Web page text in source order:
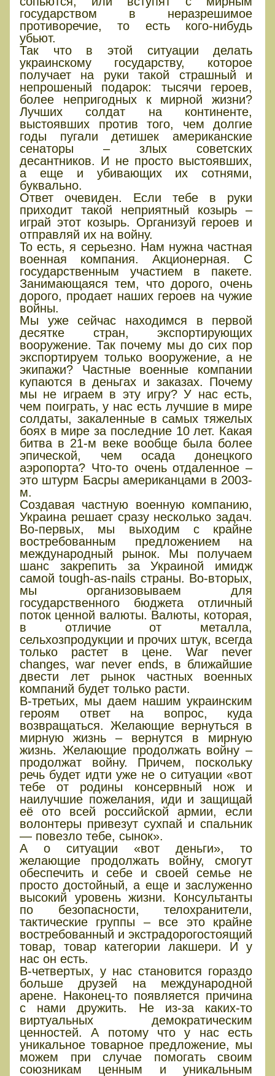
государством в неразрешимое
противоречие, то есть кого-нибудь
убьют.
Так что в этой ситуации делать
украинскому государству, которое
получает на руки такой страшный и
непрошеный подарок: тысячи героев,
более непригодных к мирной жизни?
Лучших солдат на континенте,
выстоявших против того, чем долгие
годы пугали детишек американские
сенаторы – злых советских
десантников. И не просто выстоявших,
а еще и убивающих их сотнями,
буквально.
Ответ очевиден. Если тебе в руки
приходит такой неприятный козырь –
играй этот козырь. Организуй героев и
отправляй их на войну.
То есть, я серьезно. Нам нужна частная
военная компания. Акционерная. С
государственным участием в пакете.
Занимающаяся тем, что дорого, очень
дорого, продает наших героев на чужие
войны.
Мы уже сейчас находимся в первой
десятке стран, экспортирующих
вооружение. Так почему мы до сих пор
экспортируем только вооружение, а не
экипажи? Частные военные компании
купаются в деньгах и заказах. Почему
мы не играем в эту игру? У нас есть,
чем поиграть, у нас есть лучшие в мире
солдаты, закаленные в самых тяжелых
боях в мире за последние 10 лет. Какая
битва в 21-м веке вообще была более
эпической, чем осада донецкого
аэропорта? Что-то очень отдаленное –
это штурм Басры американцами в 2003-
м.
Создавая частную военную компанию,
Украина решает сразу несколько задач.
Во-первых, мы выходим с крайне
востребованным предложением на
международный рынок. Мы получаем
шанс закрепить за Украиной имидж
самой tough-as-nails страны. Во-вторых,
мы организовываем для
государственного бюджета отличный
поток ценной валюты. Валюты, которая,
в отличие от металла,
сельхозпродукции и прочих штук, всегда
только растет в цене. War never
changes, war never ends, в ближайшие
двести лет рынок частных военных
компаний будет только расти.
В-третьих, мы даем нашим украинским
героям ответ на вопрос, куда
возвращаться. Желающие вернуться в
мирную жизнь – вернутся в мирную
жизнь. Желающие продолжать войну –
продолжат войну. Причем, поскольку
речь будет идти уже не о ситуации «вот
тебе от родины консервный нож и
наилучшие пожелания, иди и защищай
её ото всей российской армии, если
волонтеры привезут сухпай и спальник
— повезло тебе, сынок».
А о ситуации «вот деньги», то
желающие продолжать войну, смогут
обеспечить и себе и своей семье не
просто достойный, а еще и заслуженно
высокий уровень жизни. Консультанты
по безопасности, телохранители,
тактические группы – все это крайне
востребованный и экстрадорогостоящий
товар, товар категории лакшери. И у
нас он есть.
В-четвертых, у нас становится гораздо
больше друзей на международной
арене. Наконец-то появляется причина
с нами дружить. Не из-за каких-то
виртуальных демократическим
ценностей. А потому что у нас есть
уникальное товарное предложение, мы
можем при случае помогать своим
союзникам ценным и уникальным